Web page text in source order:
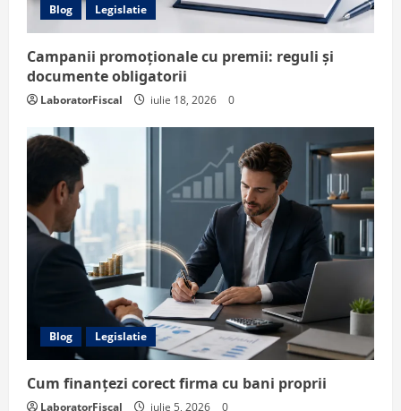
Blog Legislatie
Campanii promoționale cu premii: reguli și
documente obligatorii
LaboratorFiscal iulie 18, 2026 0
Blog Legislatie
Cum finanțezi corect firma cu bani proprii
LaboratorFiscal iulie 5, 2026 0